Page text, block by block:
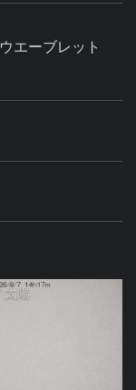
エーブレット
太陽